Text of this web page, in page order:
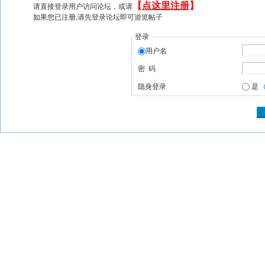
请直接登录用户访问论坛，或请 【 点这里注册】
如果您已注册,请先登录论坛即可游览帖子
登录
用户名
密 码
隐身登录 是